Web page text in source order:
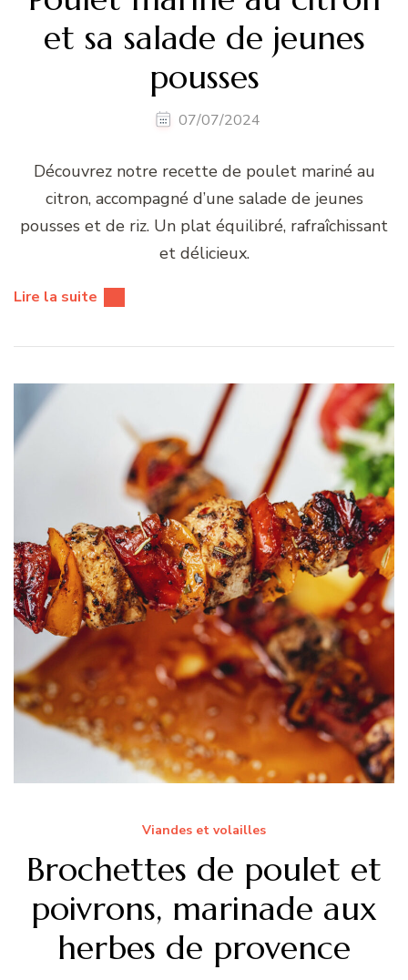
et sa salade de jeunes
pousses
07/07/2024
Découvrez notre recette de poulet mariné au
citron, accompagné d’une salade de jeunes
pousses et de riz. Un plat équilibré, rafraîchissant
et délicieux.
Lire la suite
Viandes et volailles
Brochettes de poulet et
poivrons, marinade aux
herbes de provence